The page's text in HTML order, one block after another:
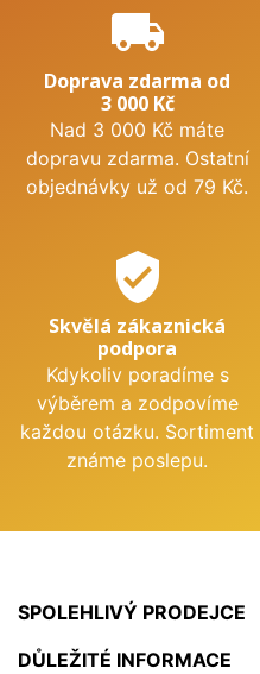
local_shipping
Doprava zdarma od
3 000 Kč
Nad 3 000 Kč máte
dopravu zdarma. Ostatní
objednávky už od 79 Kč.
verified_user
Skvělá zákaznická
podpora
Kdykoliv poradíme s
výběrem a zodpovíme
každou otázku. Sortiment
známe poslepu.
SPOLEHLIVÝ PRODEJCE
DŮLEŽITÉ INFORMACE